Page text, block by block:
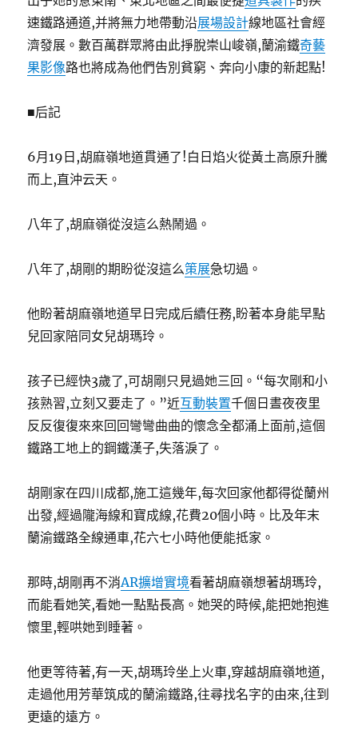
速鐵路通道,并將無力地帶動沿展場設計線地區社會經
濟發展。數百萬群眾將由此掙脫崇山峻嶺,蘭渝鐵奇藝
果影像路也將成為他們告別貧窮、奔向小康的新起點!
■后記
6月19日,胡麻嶺地道貫通了!白日焰火從黃土高原升騰
而上,直沖云天。
八年了,胡麻嶺從沒這么熱鬧過。
八年了,胡剛的期盼從沒這么策展急切過。
他盼著胡麻嶺地道早日完成后續任務,盼著本身能早點
兒回家陪同女兒胡瑪玲。
孩子已經快3歲了,可胡剛只見過她三回。“每次剛和小
孩熟習,立刻又要走了。”近互動裝置千個日晝夜夜里
反反復復來來回回彎彎曲曲的懷念全都涌上面前,這個
鐵路工地上的鋼鐵漢子,失落淚了。
胡剛家在四川成都,施工這幾年,每次回家他都得從蘭州
出發,經過隴海線和寶成線,花費20個小時。比及年末
蘭渝鐵路全線通車,花六七小時他便能抵家。
那時,胡剛再不消AR擴增實境看著胡麻嶺想著胡瑪玲,
而能看她笑,看她一點點長高。她哭的時候,能把她抱進
懷里,輕哄她到睡著。
他更等待著,有一天,胡瑪玲坐上火車,穿越胡麻嶺地道,
走過他用芳華筑成的蘭渝鐵路,往尋找名字的由來,往到
更遠的遠方。